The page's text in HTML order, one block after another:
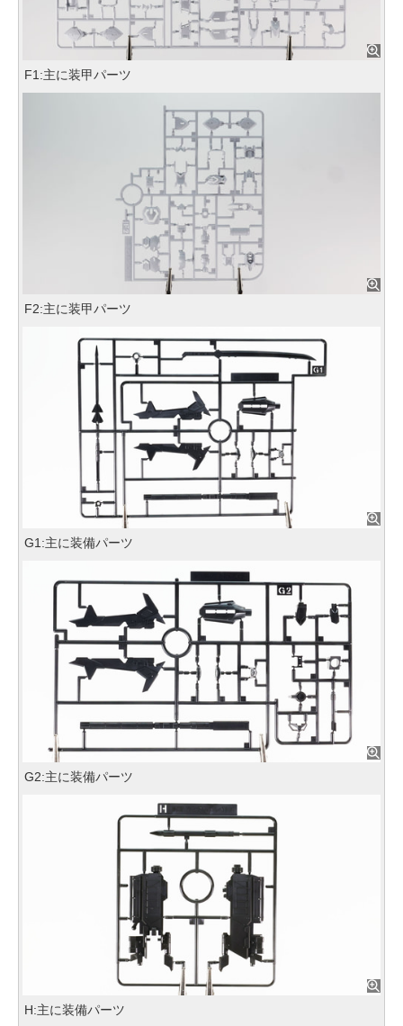
F1:主に装甲パーツ
F2:主に装甲パーツ
G1:主に装備パーツ
G2:主に装備パーツ
H:主に装備パーツ